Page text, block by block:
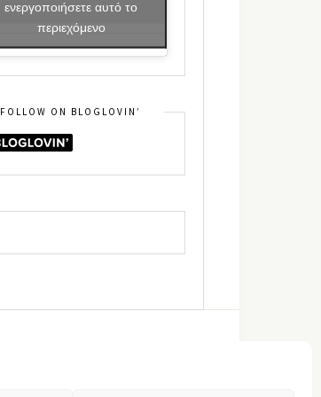
ενεργοποιήσετε αυτό το
περιεχόμενο
FOLLOW ON BLOGLOVIN’